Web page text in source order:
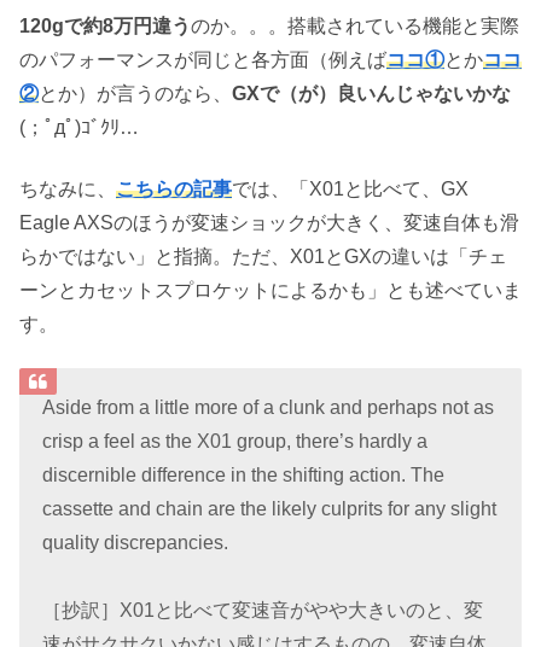
120gで約8万円違うのか。。。搭載されている機能と実際
のパフォーマンスが同じと各方面（例えばココ①とかココ
②とか）が言うのなら、 GXで（が）良いんじゃないかな
(；ﾟдﾟ)ｺﾞｸﾘ…
ちなみに、 こちらの記事では、「X01と比べて、GX
Eagle AXSのほうが変速ショックが大きく、変速自体も滑
らかではない」と指摘。ただ、X01とGXの違いは「チェ
ーンとカセットスプロケットによるかも」とも述べていま
す。
Aside from a little more of a clunk and perhaps not as
crisp a feel as the X01 group, there’s hardly a
discernible difference in the shifting action. The
cassette and chain are the likely culprits for any slight
quality discrepancies.
［抄訳］X01と比べて変速音がやや大きいのと、変